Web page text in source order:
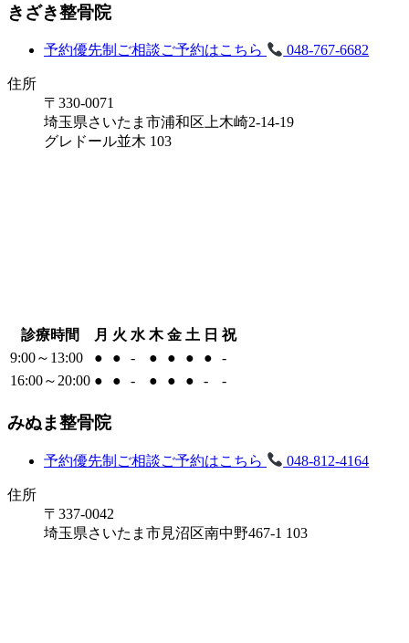
きざき整骨院
予約優先制 ご相談ご予約はこちら 048-767-6682
住所
〒330-0071
埼玉県さいたま市浦和区上木崎2-14-19
グレドール並木 103
診療時間 月 火 水 木 金 土 日 祝
9:00～13:00
● ● - ● ● ● ●
-
16:00～20:00 ● ● - ● ● ● - -
みぬま整骨院
予約優先制 ご相談ご予約はこちら 048-812-4164
住所
〒337-0042
埼玉県さいたま市見沼区南中野467-1 103